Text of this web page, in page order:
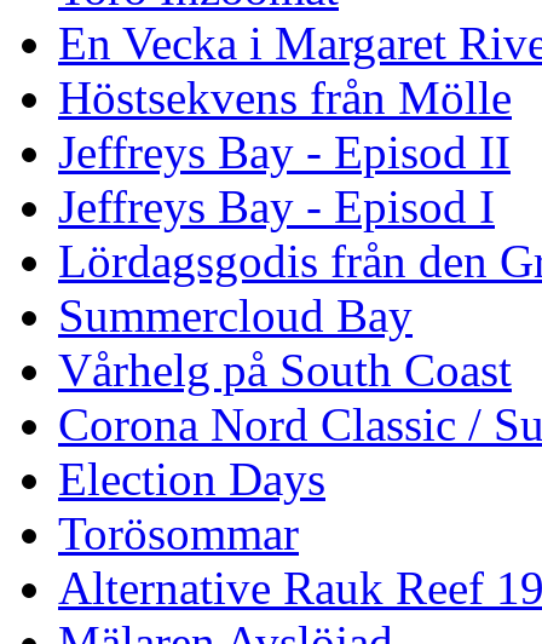
En Vecka i Margaret
Höstsekvens från Mölle
Jeffreys Bay - Episod II
Jeffreys Bay - Episod I
Lördagsgodis från den
Summercloud Bay
Vårhelg på South Coast
Corona Nord Classic /
Election Days
Torösommar
Alternative Rauk Reef